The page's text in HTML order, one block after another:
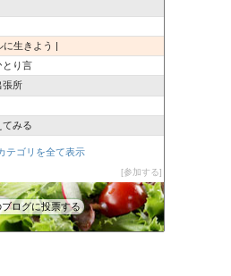
に生きよう |
とり言
張所
てみる
テゴリを全て表示
参加する
ブログに投票する